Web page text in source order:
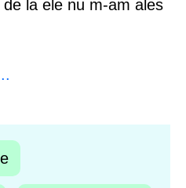
la ele nu m-am ales